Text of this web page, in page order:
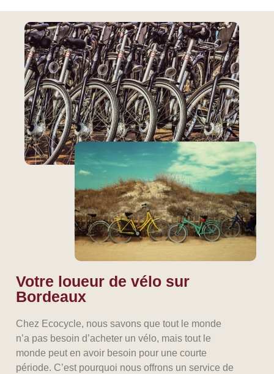
Votre loueur de vélo sur
Bordeaux
Chez Ecocycle, nous savons que tout le monde
n’a pas besoin d’acheter un vélo, mais tout le
monde peut en avoir besoin pour une courte
période. C’est pourquoi nous offrons un service de